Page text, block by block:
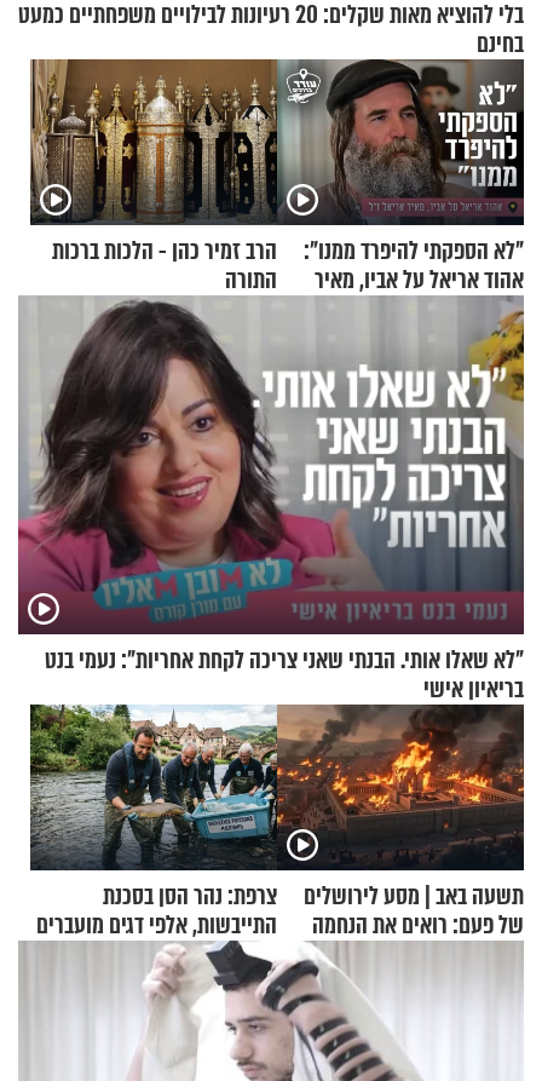
בלי להוציא מאות שקלים: 20 רעיונות לבילויים משפחתיים כמעט
בחינם
"לא הספקתי להיפרד ממנו":
אהוד אריאל על אביו, מאיר
אריאל ז"ל
הרב זמיר כהן - הלכות ברכות
התורה
"לא שאלו אותי. הבנתי שאני צריכה לקחת אחריות": נעמי בנט
בריאיון אישי
תשעה באב | מסע לירושלים
של פעם: רואים את הנחמה
צרפת: נהר הסן בסכנת
התייבשות, אלפי דגים מועברים
במבצעי חילוץ